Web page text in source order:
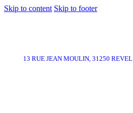
Skip to content Skip to footer
13 RUE JEAN MOULIN, 31250 REVEL